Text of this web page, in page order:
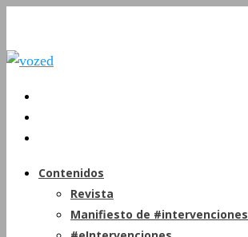
Contenidos
Revista
Manifiesto de #intervenciones